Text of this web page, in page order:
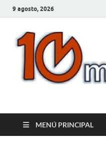
9 agosto, 2026
MENÚ PRINCIPAL